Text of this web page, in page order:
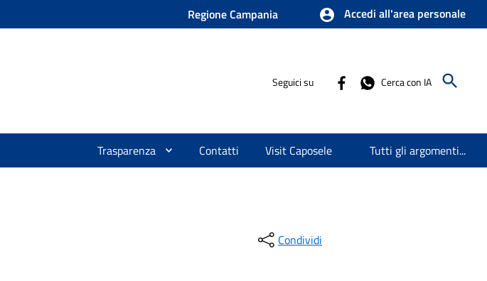
Regione Campania Accedi all'area personale
Seguici su Cerca con IA
Trasparenza Contatti Visit Caposele Tutti gli argomenti...
Condividi